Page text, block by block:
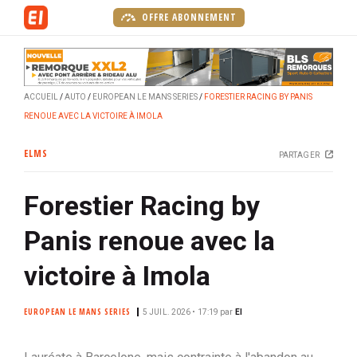
OFFRE ABONNEMENT
ACCUEIL AUTO EUROPEAN LE MANS SERIES FORESTIER RACING BY PANIS
RENOUE AVEC LA VICTOIRE À IMOLA
ELMS PARTAGER
Forestier Racing by
Panis renoue avec la
victoire à Imola
EUROPEAN LE MANS SERIES 5 JUIL. 2026 • 17:19 par EI